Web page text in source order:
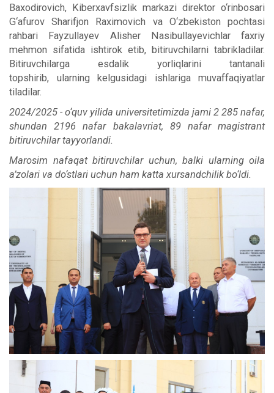
Baxodirovich, Kiberxavfsizlik markazi direktor o‘rinbosari
G‘afurov Sharifjon Raximovich va O‘zbekiston pochtasi
rahbari Fayzullayev Alisher Nasibullayevichlar faxriy
mehmon sifatida ishtirok etib, bitiruvchilarni tabrikladilar.
Bitiruvchilarga esdalik yorliqlarini tantanali
topshirib, ularning kelgusidagi ishlariga muvaffaqiyatlar
tiladilar.
2024/2025 - o‘quv yilida universitetimizda jami 2 285 nafar,
shundan 2196 nafar bakalavriat, 89 nafar magistrant
bitiruvchilar tayyorlandi.
Marosim nafaqat bitiruvchilar uchun, balki ularning oila
a’zolari va do‘stlari uchun ham katta xursandchilik bo‘ldi.